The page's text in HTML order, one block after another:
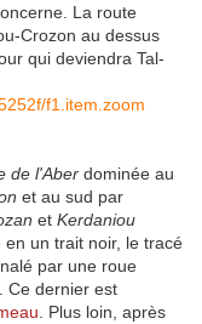
La route
Crozon au dessus
qui deviendra Tal-
f1.item.zoom
de l'Aber dominée au
et au sud par
et Kerdaniou
un trait noir, le tracé
par une roue
Ce dernier est
. Plus loin, après